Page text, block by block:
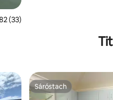
4.82 as 5, 33 léirmheas
(33)
Sáróstach
Sáróstach